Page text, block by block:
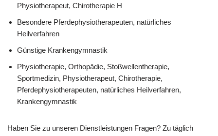
Physiotherapeut, Chirotherapie H
Besondere Pferdephysiotherapeuten, natürliches
Heilverfahren
Günstige Krankengymnastik
Physiotherapie, Orthopädie, Stoßwellentherapie,
Sportmedizin, Physiotherapeut, Chirotherapie,
Pferdephysiotherapeuten, natürliches Heilverfahren,
Krankengymnastik
Haben Sie zu unseren Dienstleistungen Fragen? Zu täglich